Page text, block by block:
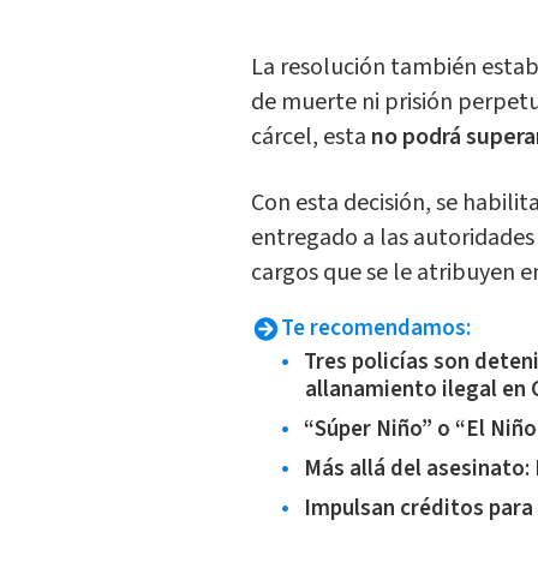
La resolución también
de muerte ni prisión
cárcel, esta no podrá
Con esta decisión, se
entregado a las
cargos que se le atribuyen
Te recomendamos:
Tres policías son
allanamiento ilegal en
“Súper Niño” o “El
Más allá del
Impulsan créditos